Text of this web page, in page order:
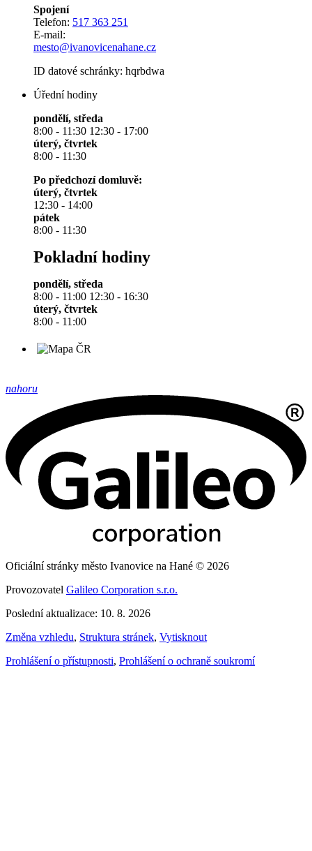
Spojení
Telefon: 517 363 251
E-mail:
mesto@ivanovicenahane.cz
ID datové schránky: hqrbdwa
Úřední hodiny
pondělí, středa
8:00 - 11:30 12:30 - 17:00
úterý, čtvrtek
8:00 - 11:30
Po předchozí domluvě:
úterý, čtvrtek
12:30 - 14:00
pátek
8:00 - 11:30
Pokladní hodiny
pondělí, středa
8:00 - 11:00 12:30 - 16:30
úterý, čtvrtek
8:00 - 11:00
nahoru
Oficiální stránky město Ivanovice na Hané © 2026
Provozovatel Galileo Corporation s.r.o.
Poslední aktualizace: 10. 8. 2026
Změna vzhledu, Struktura stránek, Vytisknout
Prohlášení o přístupnosti, Prohlášení o ochraně soukromí